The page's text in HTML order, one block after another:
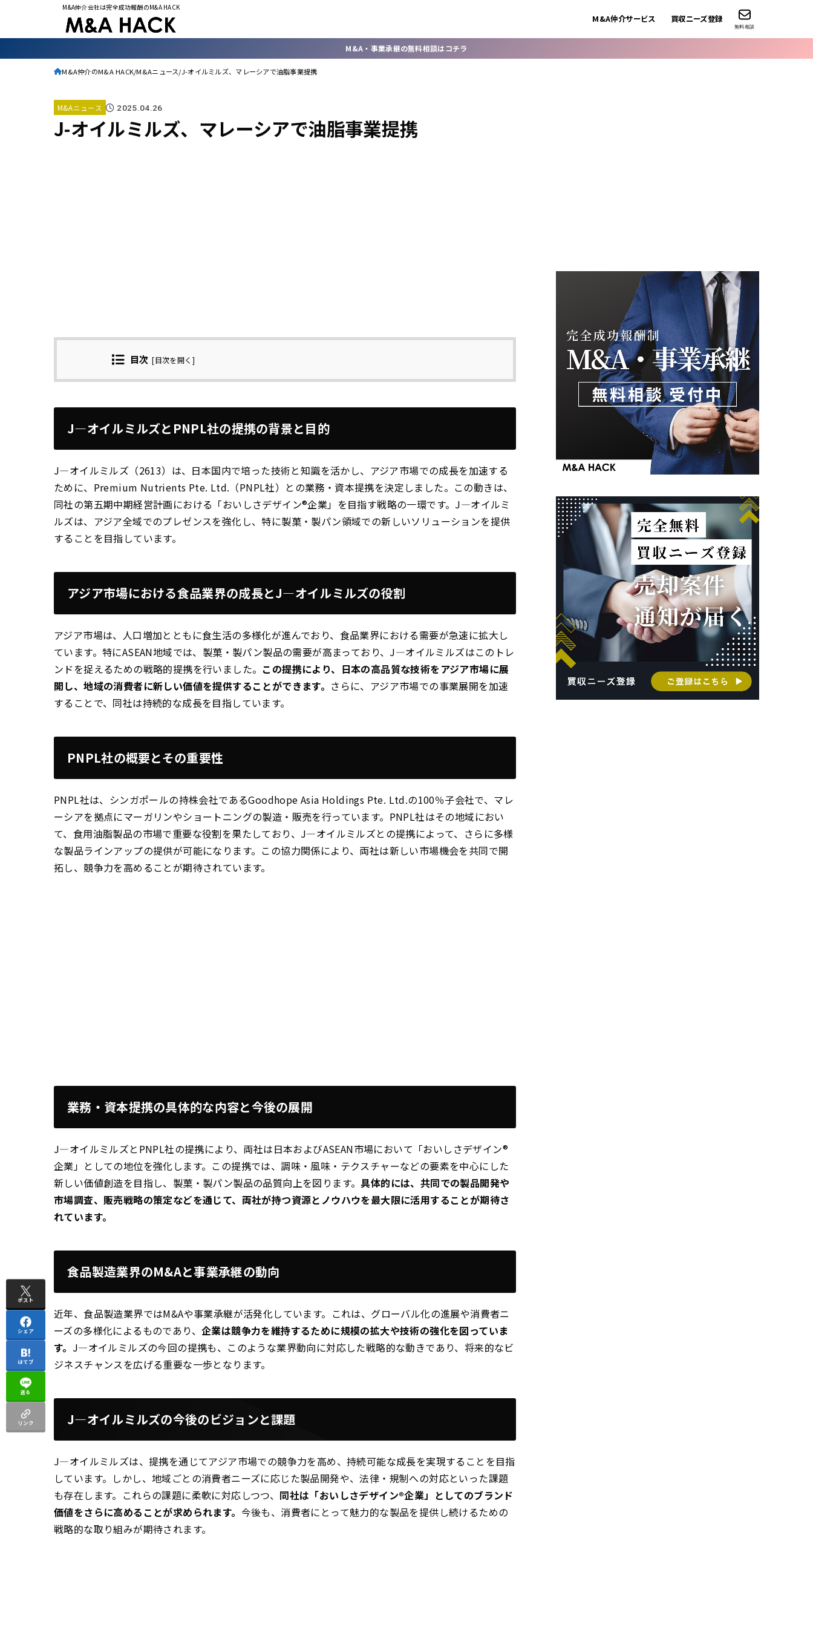
M&A仲介会社は完全成功報酬のM&A HACK
M&A仲介サービス 買収ニーズ登録
無料相談
M&A・事業承継の無料相談はコチラ
M&A仲介のM&A HACK M&Aニュース J-オイルミルズ、マレーシアで油脂事業提携
M&Aニュース 2025.04.26
J-オイルミルズ、マレーシアで油脂事業提携
目次 [目次を開く ]
J—オイルミルズとPNPL社の提携の背景と目的
J—オイルミルズ（2613）は、日本国内で培った技術と知識を活かし、アジア市場での成長を加速する
ために、Premium Nutrients Pte. Ltd.（PNPL社）との業務・資本提携を決定しました。この動きは、
同社の第五期中期経営計画における「おいしさデザイン®企業」を目指す戦略の一環です。J—オイルミ
ルズは、アジア全域でのプレゼンスを強化し、特に製菓・製パン領域での新しいソリューションを提供
することを目指しています。
アジア市場における食品業界の成長とJ—オイルミルズの役割
アジア市場は、人口増加とともに食生活の多様化が進んでおり、食品業界における需要が急速に拡大し
ています。特にASEAN地域では、製菓・製パン製品の需要が高まっており、J—オイルミルズはこのトレ
ンドを捉えるための戦略的提携を行いました。 この提携により、日本の高品質な技術をアジア市場に展
開し、地域の消費者に新しい価値を提供することができます。 さらに、アジア市場での事業展開を加速
することで、同社は持続的な成長を目指しています。
PNPL社の概要とその重要性
PNPL社は、シンガポールの持株会社であるGoodhope Asia Holdings Pte. Ltd.の100％子会社で、マレ
ーシアを拠点にマーガリンやショートニングの製造・販売を行っています。PNPL社はその地域におい
て、食用油脂製品の市場で重要な役割を果たしており、J—オイルミルズとの提携によって、さらに多様
な製品ラインアップの提供が可能になります。この協力関係により、両社は新しい市場機会を共同で開
拓し、競争力を高めることが期待されています。
業務・資本提携の具体的な内容と今後の展開
J—オイルミルズとPNPL社の提携により、両社は日本およびASEAN市場において「おいしさデザイン®
企業」としての地位を強化します。この提携では、調味・風味・テクスチャーなどの要素を中心にした
新しい価値創造を目指し、製菓・製パン製品の品質向上を図ります。具体的には、共同での製品開発や
市場調査、販売戦略の策定などを通じて、両社が持つ資源とノウハウを最大限に活用することが期待さ
れています。
食品製造業界のM&Aと事業承継の動向
近年、食品製造業界ではM&Aや事業承継が活発化しています。これは、グローバル化の進展や消費者ニ
ーズの多様化によるものであり、 企業は競争力を維持するために規模の拡大や技術の強化を図っていま
す。 J—オイルミルズの今回の提携も、このような業界動向に対応した戦略的な動きであり、将来的なビ
ジネスチャンスを広げる重要な一歩となります。
J—オイルミルズの今後のビジョンと課題
J—オイルミルズは、提携を通じてアジア市場での競争力を高め、持続可能な成長を実現することを目指
しています。しかし、地域ごとの消費者ニーズに応じた製品開発や、法律・規制への対応といった課題
も存在します。これらの課題に柔軟に対応しつつ、 同社は「おいしさデザイン®企業」としてのブランド
価値をさらに高めることが求められます。 今後も、消費者にとって魅力的な製品を提供し続けるための
戦略的な取り組みが期待されます。
ポスト
シェア
はてブ
送る
リンク